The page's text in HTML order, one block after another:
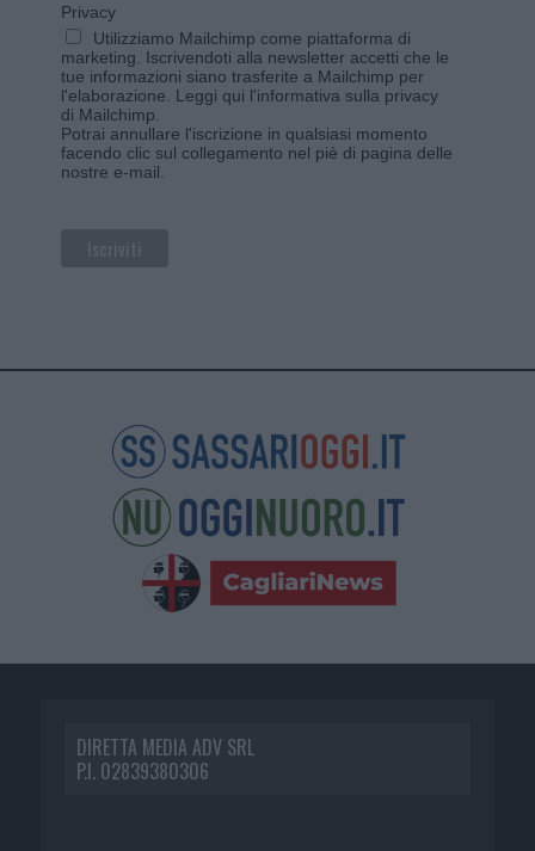
Privacy
Utilizziamo Mailchimp come piattaforma di
marketing. Iscrivendoti alla newsletter accetti che le
tue informazioni siano trasferite a Mailchimp per
l'elaborazione. Leggi qui l'informativa sulla privacy
di Mailchimp
Potrai annullare l'iscrizione in qualsiasi momento
facendo clic sul collegamento nel piè di pagina delle
nostre e-mail.
DIRETTA MEDIA ADV SRL
P.I. 02839380306